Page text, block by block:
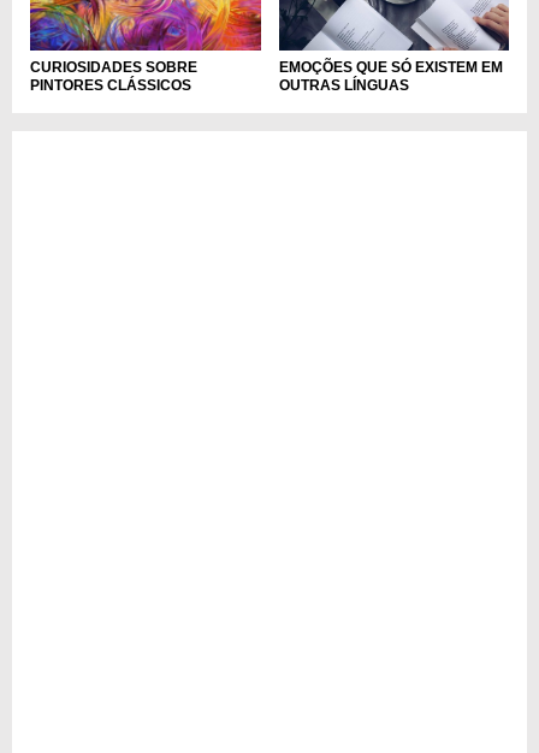
CURIOSIDADES SOBRE
PINTORES CLÁSSICOS
EMOÇÕES QUE SÓ EXISTEM EM
OUTRAS LÍNGUAS